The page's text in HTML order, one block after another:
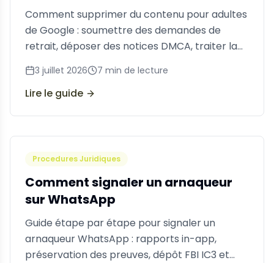
Comment supprimer du contenu pour adultes
de Google : soumettre des demandes de
retrait, déposer des notices DMCA, traiter la
recherche d'images et utiliser des services de
retrait professionnels.
3 juillet 2026 7 min de lecture
Lire le guide
Procedures Juridiques
Comment signaler un arnaqueur
sur WhatsApp
Guide étape par étape pour signaler un
arnaqueur WhatsApp : rapports in-app,
préservation des preuves, dépôt FBI IC3 et